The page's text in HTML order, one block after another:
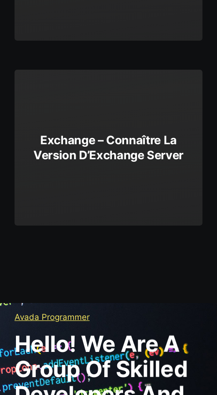
Exchange – Connaître La
Version D’Exchange Server
Avada Programmer
Hello! We Are A
Group Of Skilled